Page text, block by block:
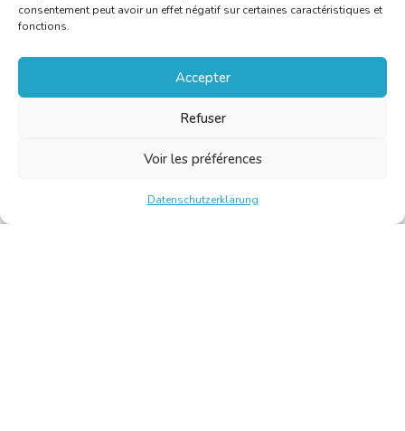
consentement peut avoir un effet négatif sur certaines caractéristiques et
fonctions.
Accepter
Refuser
Voir les préférences
Datenschutzerklärung